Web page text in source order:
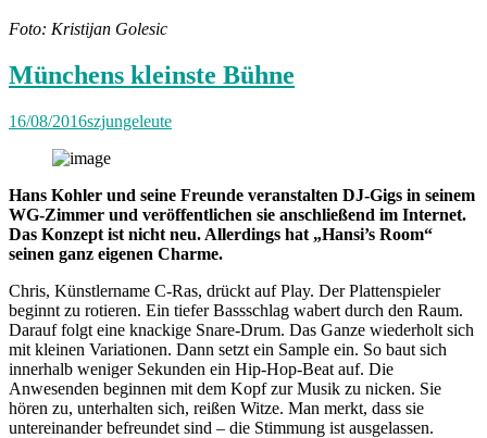
Foto: Kristijan Golesic
Münchens kleinste Bühne
16/08/2016szjungeleute
Hans Kohler und seine Freunde veranstalten DJ-Gigs in seinem
WG-Zimmer und veröffentlichen sie anschließend im Internet.
Das Konzept ist nicht neu. Allerdings hat „Hansi’s Room“
seinen ganz eigenen Charme.
Chris, Künstlername C-Ras, drückt auf Play. Der Plattenspieler
beginnt zu rotieren. Ein tiefer Bassschlag wabert durch den Raum.
Darauf folgt eine knackige Snare-Drum. Das Ganze wiederholt sich
mit kleinen Variationen. Dann setzt ein Sample ein. So baut sich
innerhalb weniger Sekunden ein Hip-Hop-Beat auf. Die
Anwesenden beginnen mit dem Kopf zur Musik zu nicken. Sie
hören zu, unterhalten sich, reißen Witze. Man merkt, dass sie
untereinander befreundet sind – die Stimmung ist ausgelassen.